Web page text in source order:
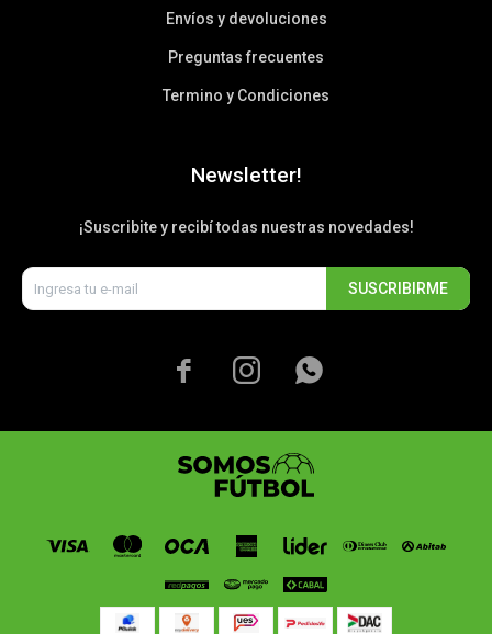
Envíos y devoluciones
Preguntas frecuentes
Termino y Condiciones
Newsletter!
¡Suscribite y recibí todas nuestras novedades!
SUSCRIBIRME
  